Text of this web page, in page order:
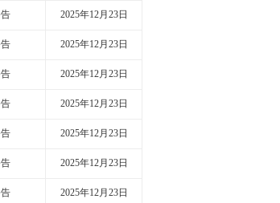
2025年12月23日
2025年12月23日
2025年12月23日
2025年12月23日
2025年12月23日
2025年12月23日
2025年12月23日